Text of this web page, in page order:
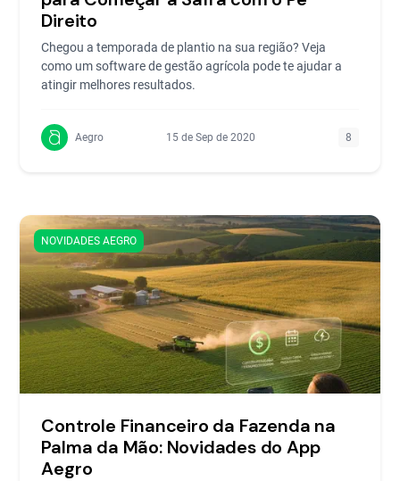
Direito
Chegou a temporada de plantio na sua região? Veja
como um software de gestão agrícola pode te ajudar a
atingir melhores resultados.
Aegro 15 de Sep de 2020 8
NOVIDADES AEGRO
Controle Financeiro da Fazenda na
Palma da Mão: Novidades do App
Aegro